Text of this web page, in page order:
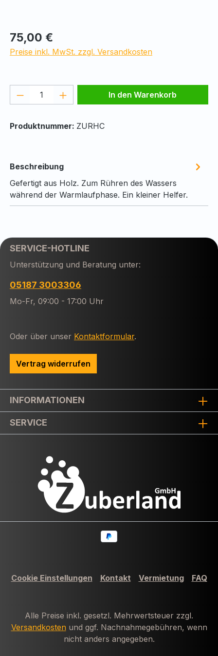
Regulärer Preis:
75,00 €
Preise inkl. MwSt. zzgl. Versandkosten
Produkt Anzahl: Gib denIn den Warenkorb
Produktnummer: ZURHC
Beschreibung
Gefertigt aus Holz. Zum Rühren des Wassers
während der Warmlaufphase. Ein kleiner Helfer.
SERVICE-HOTLINE
Unterstützung und Beratung unter:
05187 3003306
Mo-Fr, 09:00 - 17:00 Uhr
Oder über unser Kontaktformular.
Vertrag widerrufen
INFORMATIONEN
SERVICE
Cookie Einstellungen Kontakt Vermietung FAQ
Alle Preise inkl. gesetzl. Mehrwertsteuer zzgl.
Versandkosten und ggf. Nachnahmegebühren, wenn
nicht anders angegeben.